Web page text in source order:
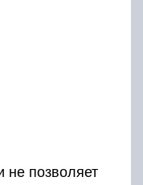
не позволяет